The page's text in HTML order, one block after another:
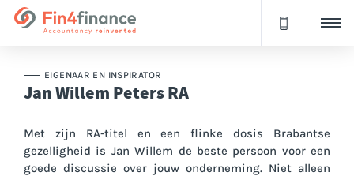
EIGENAAR EN INSPIRATOR
Jan Willem Peters RA
Met zijn RA-titel en een flinke dosis Brabantse
gezelligheid is Jan Willem de beste persoon voor een
goede discussie over jouw onderneming. Niet alleen